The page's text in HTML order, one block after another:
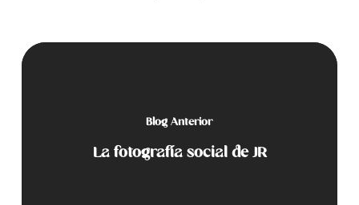
Blog Anterior
La fotografía social de JR